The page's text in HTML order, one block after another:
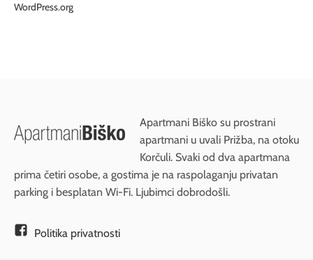
WordPress.org
Apartmani Biško su prostrani
apartmani u uvali Prižba, na otoku
Korčuli. Svaki od dva apartmana
prima četiri osobe, a gostima je na raspolaganju privatan
parking i besplatan Wi-Fi. Ljubimci dobrodošli.
Politika privatnosti